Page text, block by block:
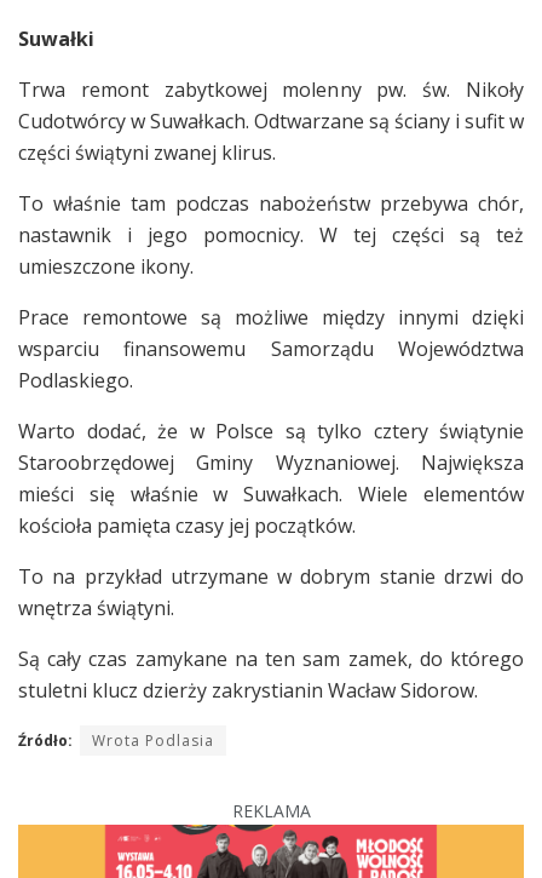
Suwałki
Trwa remont zabytkowej molenny pw. św. Nikoły
Cudotwórcy w Suwałkach. Odtwarzane są ściany i sufit w
części świątyni zwanej klirus.
To właśnie tam podczas nabożeństw przebywa chór,
nastawnik i jego pomocnicy. W tej części są też
umieszczone ikony.
Prace remontowe są możliwe między innymi dzięki
wsparciu finansowemu Samorządu Województwa
Podlaskiego.
Warto dodać, że w Polsce są tylko cztery świątynie
Staroobrzędowej Gminy Wyznaniowej. Największa
mieści się właśnie w Suwałkach. Wiele elementów
kościoła pamięta czasy jej początków.
To na przykład utrzymane w dobrym stanie drzwi do
wnętrza świątyni.
Są cały czas zamykane na ten sam zamek, do którego
stuletni klucz dzierży zakrystianin Wacław Sidorow.
Źródło: Wrota Podlasia
REKLAMA